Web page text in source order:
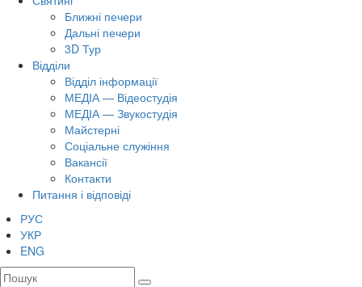
Ближні печери
Дальні печери
3D Тур
Відділи
Відділ інформації
МЕДІА — Відеостудія
МЕДІА — Звукостудія
Майстерні
Соціальне служіння
Вакансії
Контакти
Питання і відповіді
РУС
УКР
ENG